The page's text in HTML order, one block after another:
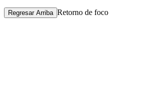
Regresar Arriba Retorno de foco